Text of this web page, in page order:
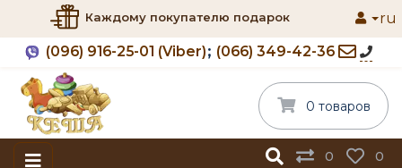
Каждому покупателю подарок
(096) 916-25-01 (Viber) (066) 349-42-36
ru
0 0
0 товаров